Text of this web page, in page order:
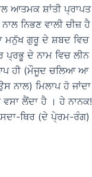
ਆਤਮਕ ਸ਼ਾਂਤੀ ਪ੍ਰਾਪਤ
ਨਿਭਣ ਵਾਲੀ ਚੀਜ਼ ਹੈ
ਮਨੁੱਖ ਗੁਰੂ ਦੇ ਸ਼ਬਦ ਵਿਚ
ਪ੍ਰਭੂ ਦੇ ਨਾਮ ਵਿਚ ਲੀਨ
ਹੀ (ਮੌਜੂਦ ਚਲਿਆ ਆ
ਨਾਲ) ਮਿਲਾਪ ਹੋ ਜਾਂਦਾ
ਲੈਂਦਾ ਹੈ । ਹੇ ਨਾਨਕ!
ਥਿਰ (ਦੇ ਪੇ੍ਰਮ-ਰੰਗ)